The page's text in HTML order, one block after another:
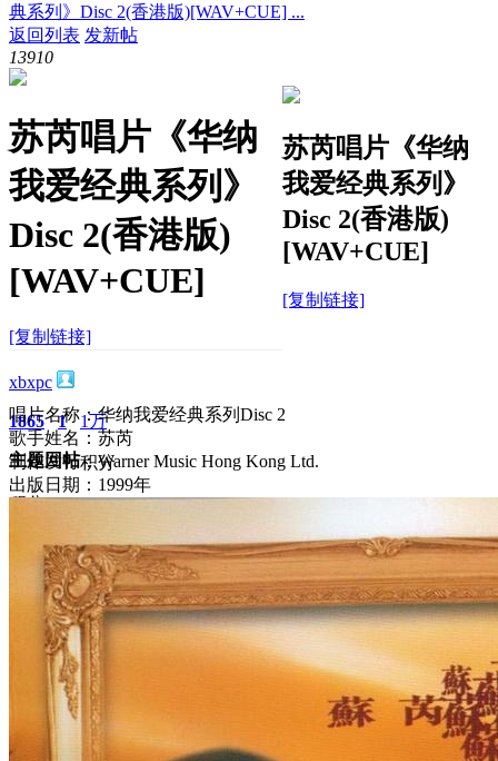
典系列》Disc 2(香港版)[WAV+CUE] ...
返回列表 发新帖
13910
苏芮唱片《华纳
我爱经典系列》
Disc 2(香港版)
[WAV+CUE]
[复制链接]
苏芮唱片《华纳
我爱经典系列》
Disc 2(香港版)
[WAV+CUE]
[复制链接]
xbxpc
1865
主题
1
回帖
1万
积分
积分
2025-10-13 11:44:53 / 显示全部楼层
阅读模式
0
唱片名称：华纳我爱经典系列Disc 2
歌手姓名：苏芮
制作发行：Warner Music Hong Kong Ltd.
出版日期：1999年